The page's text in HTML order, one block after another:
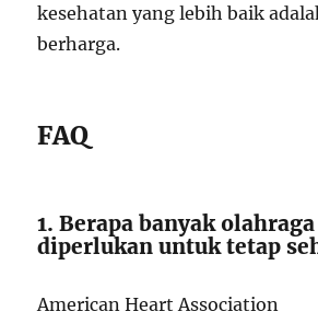
kesehatan yang lebih baik
berharga.
FAQ
1. Berapa banyak
diperlukan untuk tetap
American Heart Association